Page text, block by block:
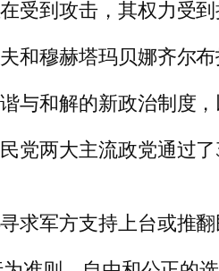
受到攻击，其权力受
和穆赫塔玛贝娜齐尔
与和解的新政治制度
党两大主流政党通过
求军方支持上台或推翻